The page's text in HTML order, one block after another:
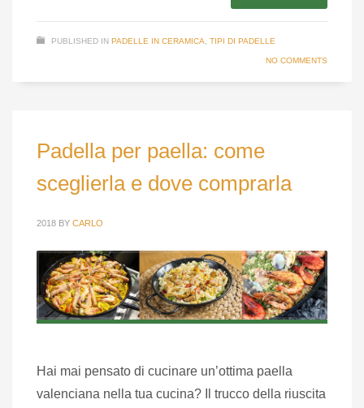
PUBLISHED IN PADELLE IN CERAMICA, TIPI DI PADELLE
NO COMMENTS
Padella per paella: come
sceglierla e dove comprarla
2018 BY CARLO
Hai mai pensato di cucinare un’ottima paella
valenciana nella tua cucina? Il trucco della riuscita